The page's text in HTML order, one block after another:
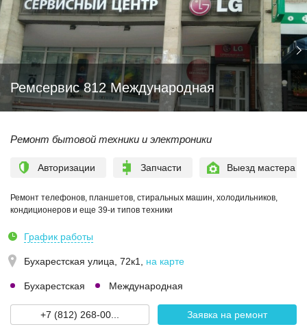
Ремсервис 812 Международная
Ремонт бытовой техники и электроники
Авторизации Запчасти Выезд мастера
Ремонт телефонов, планшетов, стиральных машин, холодильников,
кондиционеров и еще 39-и типов техники
График работы
Бухарестская улица, 72к1 на карте
Бухарестская Международная
+7 (812) 268-00... Заявка на ремонт